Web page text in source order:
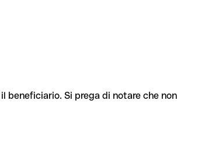
beneficiario. Si prega di notare che non